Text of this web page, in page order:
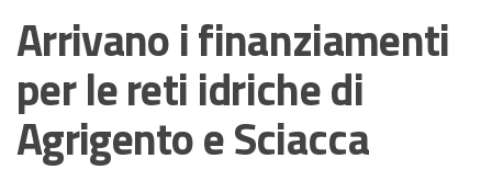
Arrivano i finanziamenti
per le reti idriche di
Agrigento e Sciacca